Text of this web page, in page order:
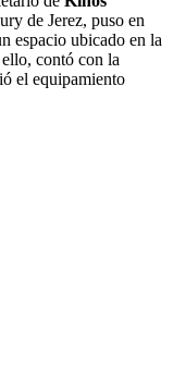
de Jerez, puso en
espacio ubicado en la
contó con la
el equipamiento